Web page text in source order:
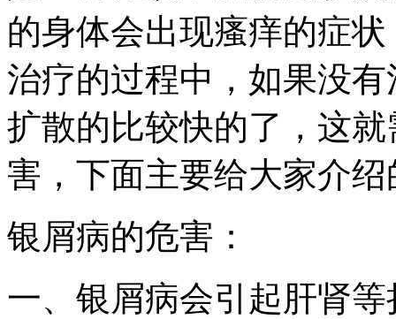
的身体会出现瘙痒的症
治疗的过程中，如果没
扩散的比较快的了，这
害，下面主要给大家介
银屑病的危害：
一、银屑病会引起肝肾